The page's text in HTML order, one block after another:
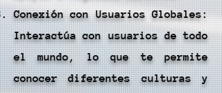
Conexión con Usuarios Globales:
Interactúa con usuarios de todo
el mundo, lo que te permite
conocer diferentes culturas y